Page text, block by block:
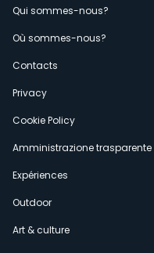
Menù
secondario
Qui sommes-nous?
Où sommes-nous?
Contacts
Privacy
Cookie Policy
Amministrazione trasparente
Expériences
Outdoor
Art & culture